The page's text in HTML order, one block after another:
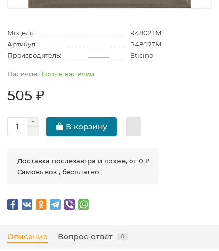
Модель:
R4802TM
Артикул:
R4802TM
Производитель:
Bticino
Есть в наличии
505 ₽
В корзину
Доставка послезавтра и позже, от 0 ₽
Самовывоз , бесплатно
Описание Вопрос-ответ 0